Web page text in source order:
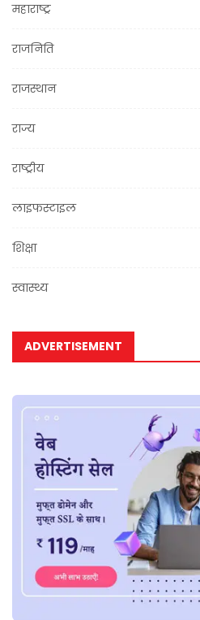
महाराष्ट्र
राजनिति
राजस्थान
राज्य
राष्ट्रीय
लाइफस्टाइल
शिक्षा
स्वास्थ्य
ADVERTISEMENT